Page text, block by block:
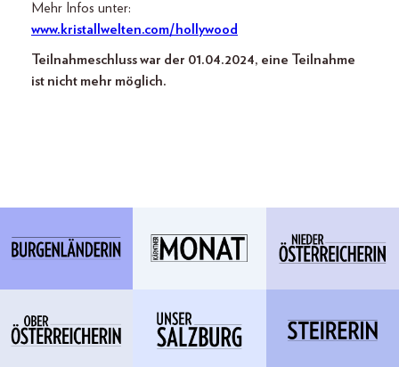
Mehr Infos unter:
www.kristallwelten.com/hollywood
Teilnahmeschluss war der 01.04.2024, eine Teilnahme
ist nicht mehr möglich.